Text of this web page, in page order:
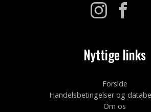
Nyttige links
Forside
Handelsbetingelser og
Om os